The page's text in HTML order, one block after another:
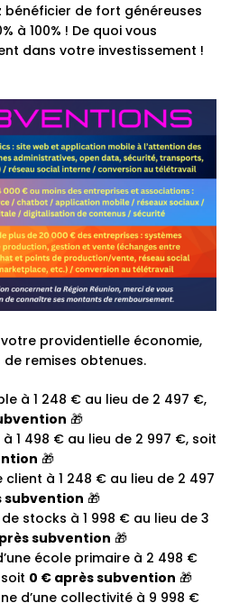
bénéficier de fort généreuses
à 100% ! De quoi vous
dans votre investissement !
providentielle économie,
remises obtenues.
à 1 248 € au lieu de 2 497 €,
🎁
1 498 € au lieu de 2 997 €, soit
🎁
à 1 248 € au lieu de 2 497
subvention 🎁
stocks à 1 998 € au lieu de 3
subvention 🎁
école primaire à 2 498 €
0 € après subvention 🎁
d’une collectivité à 9 998 €